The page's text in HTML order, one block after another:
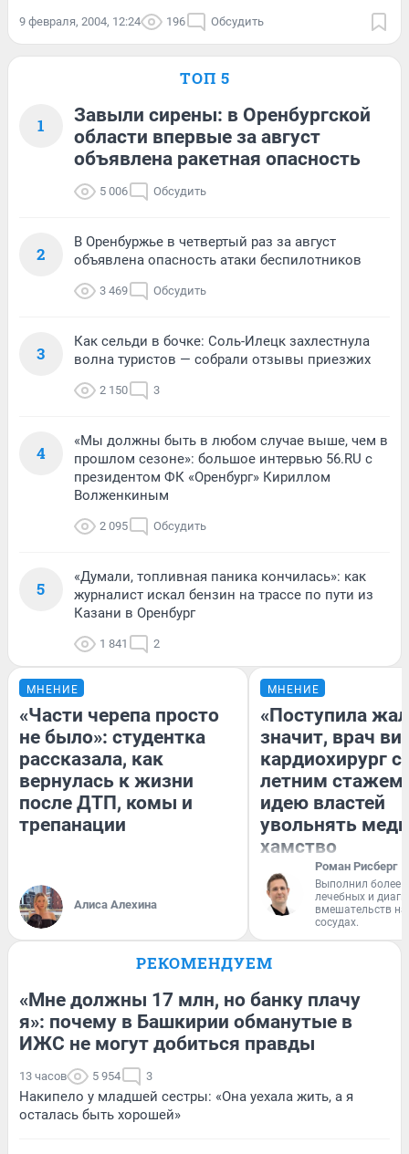
9 февраля, 2004, 12:24 196 Обсудить
ТОП 5
1
Завыли сирены: в Оренбургской
области впервые за август
объявлена ракетная опасность
5 006 Обсудить
2
В Оренбуржье в четвертый раз за август
объявлена опасность атаки беспилотников
3 469 Обсудить
3
Как сельди в бочке: Соль-Илецк захлестнула
волна туристов — собрали отзывы приезжих
2 150 3
4
«Мы должны быть в любом случае выше, чем в
прошлом сезоне»: большое интервью 56.RU с
президентом ФК «Оренбург» Кириллом
Волженкиным
2 095 Обсудить
5
«Думали, топливная паника кончилась»: как
журналист искал бензин на трассе по пути из
Казани в Оренбург
1 841 2
МНЕНИЕ
«Части черепа просто
не было»: студентка
рассказала, как
вернулась к жизни
после ДТП, комы и
трепанации
Алиса Алехина
МНЕНИЕ
«Поступила
значит, врач
кардиохирург с
летним стажем
идею властей
увольнять
хамство
Роман Рисберг
Выполнил более
лечебных и
вмешательств на
сосудах.
РЕКОМЕНДУЕМ
«Мне должны 17 млн, но банку плачу
я»: почему в Башкирии обманутые в
ИЖС не могут добиться правды
13 часов 5 954 3
Накипело у младшей сестры: «Она уехала жить, а я
осталась быть хорошей»